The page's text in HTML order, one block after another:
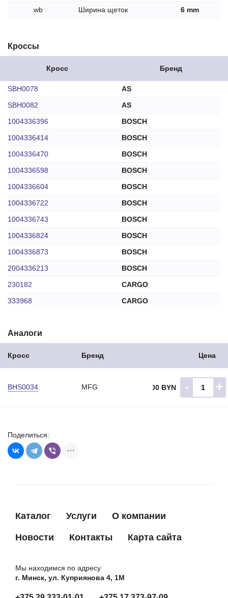
wb
Ширина щеток 6 mm
Кроссы
Кросс Бренд
SBH0078
AS
SBH0082
AS
1004336396
BOSCH
1004336414
BOSCH
1004336470
BOSCH
1004336598
BOSCH
1004336604
BOSCH
1004336722
BOSCH
1004336743
BOSCH
1004336824
BOSCH
1004336873
BOSCH
2004336213
BOSCH
230182
CARGO
333968
CARGO
PAPA190
SHB0182MG
SHB0182RD
0011514514
MERCEDES BENZ
A0011512514
MERCEDES BENZ
A0011514514
MERCEDES BENZ
Аналоги
Кросс Бренд Цена
BHS0034 MFG 27.00 BYN - +
Поделиться:
Каталог Услуги О компании
Новости Контакты Карта сайта
Мы находимся по адресу
г. Минск, ул. Куприянова 4, 1М